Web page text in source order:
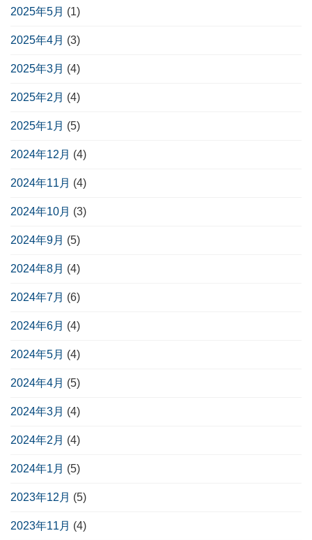
2025年5月 (1)
2025年4月 (3)
2025年3月 (4)
2025年2月 (4)
2025年1月 (5)
2024年12月 (4)
2024年11月 (4)
2024年10月 (3)
2024年9月 (5)
2024年8月 (4)
2024年7月 (6)
2024年6月 (4)
2024年5月 (4)
2024年4月 (5)
2024年3月 (4)
2024年2月 (4)
2024年1月 (5)
2023年12月 (5)
2023年11月 (4)